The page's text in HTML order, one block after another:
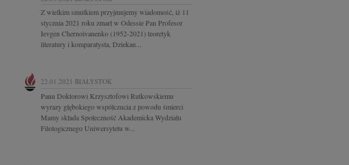
Z wielkim smutkiem przyjmujemy wiadomość, iż 11
stycznia 2021 roku zmarł w Odessie Pan Profesor
Ievgen Chernoivanenko (1952-2021) teoretyk
literatury i komparatysta, Dziekan...
22.01.2021 BIAŁYSTOK
Panu Doktorowi Krzysztofowi Rutkowskiemu
wyrazy głębokiego współczucia z powodu śmierci
Mamy składa Społeczność Akademicka Wydziału
Filologicznego Uniwersytetu w...